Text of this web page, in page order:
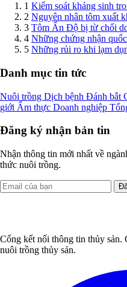
1 Kiểm soát kháng sinh
2 Nguyên nhân tôm xuất
3 Tôm Ấn Độ bị từ chối
4 Những chứng nhận
5 Những rủi ro khi lạm
Danh mục tin tức
Nuôi trồng Dịch bệnh Đánh bắt
giới Ẩm thực Doanh nghiệp
Đăng ký nhận bản tin
Nhận thông tin mới nhất về
thức nuôi trồng.
Cổng kết nối thông tin thủy sản.
nuôi trồng thủy sản.